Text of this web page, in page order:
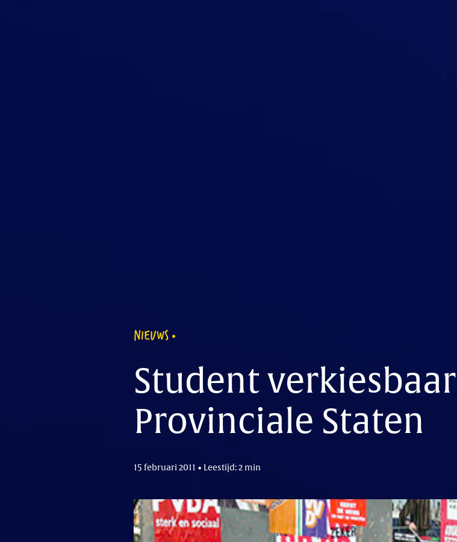
NIEUWS
Student
Provinciale Staten
15 februari 2011 • Leestijd: 2 min